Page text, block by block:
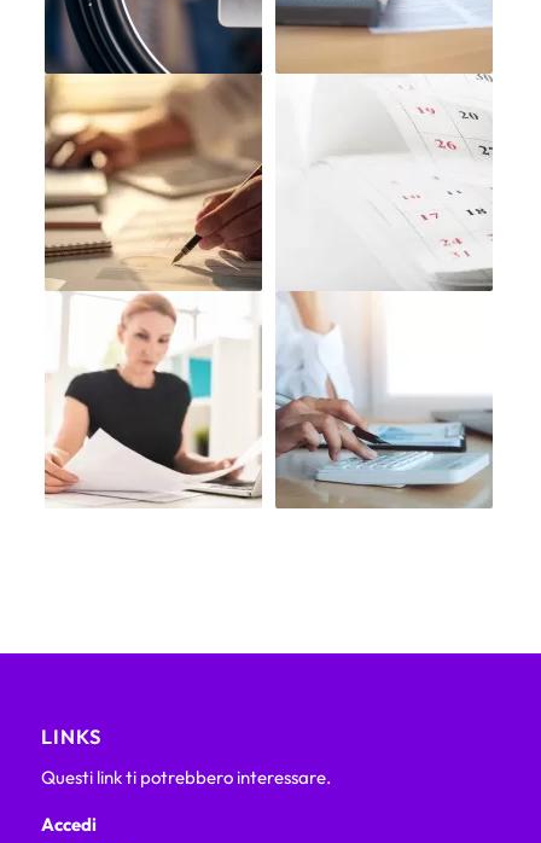
LINKS
Questi link ti potrebbero interessare.
Accedi